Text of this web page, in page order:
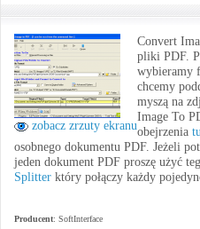
zobacz zrzuty ekranu
Convert
pliki PDF.
wybieramy
chcemy
myszą na
Image To
obejrzenia
osobnego dokumentu PDF. Jeżeli
jeden dokument PDF proszę użyć
Splitter który połączy każdy
Producent: SoftInterface